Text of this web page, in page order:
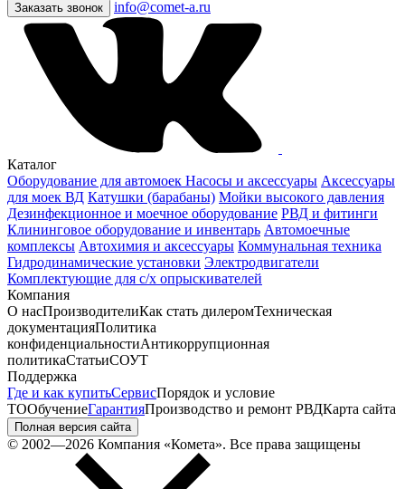
Заказать звонок info@comet-a.ru
Каталог
Оборудование для автомоек Насосы и аксессуары Аксессуары
для моек ВД Катушки (барабаны) Мойки высокого давления
Дезинфекционное и моечное оборудование РВД и фитинги
Клининговое оборудование и инвентарь Автомоечные
комплексы Автохимия и аксессуары Коммунальная техника
Гидродинамические установки Электродвигатели
Комплектующие для с/х опрыскивателей
Компания
О насПроизводителиКак стать дилеромТехническая
документацияПолитика
конфиденциальностиАнтикоррупционная
политикаСтатьиСОУТ
Поддержка
Где и как купитьСервисПорядок и условие
ТООбучениеГарантияПроизводство и ремонт РВДКарта сайта
Полная версия сайта
© 2002—2026 Компания «Комета». Все права защищены